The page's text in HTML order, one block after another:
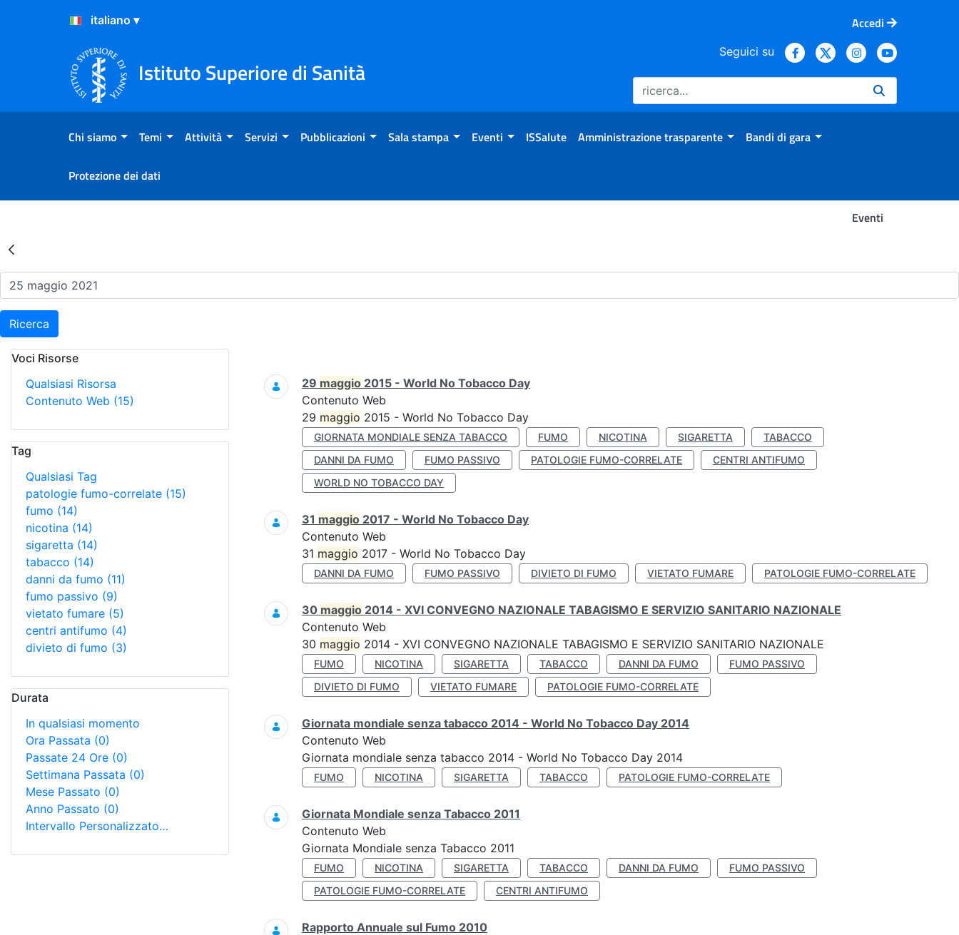
Salta al Contenuto
Salta al Footer
Accedi
Istituto Superiore di Sanità
Seguici su
Chi siamo Temi Attività Servizi Pubblicazioni Sala stampa Eventi ISSalute Amministrazione trasparente Bandi di gara
Protezione dei dati
Eventi
Risultati della Ricerca - Eventi
Ricerca
Voci Risorse
Qualsiasi Risorsa
Contenuto Web (15)
Tag
Qualsiasi Tag
patologie fumo-correlate (15)
fumo (14)
nicotina (14)
sigaretta (14)
tabacco (14)
danni da fumo (11)
fumo passivo (9)
vietato fumare (5)
centri antifumo (4)
divieto di fumo (3)
Durata
In qualsiasi momento
Ora Passata (0)
Passate 24 Ore (0)
Settimana Passata (0)
Mese Passato (0)
Anno Passato (0)
Intervallo Personalizzato…
Ricerca
29 maggio 2015 - World No Tobacco Day
Contenuto Web
29 maggio 2015 - World No Tobacco Day
GIORNATA MONDIALE SENZA TABACCO FUMO NICOTINA SIGARETTA
TABACCO
DANNI DA FUMO
FUMO PASSIVO PATOLOGIE FUMO-CORRELATE
CENTRI ANTIFUMO
WORLD NO TOBACCO DAY
31 maggio 2017 - World No Tobacco Day
Contenuto Web
31 maggio 2017 - World No Tobacco Day
DANNI DA FUMO FUMO PASSIVO DIVIETO DI FUMO VIETATO FUMARE PATOLOGIE FUMO-CORRELATE
30 maggio 2014 - XVI CONVEGNO NAZIONALE TABAGISMO E SERVIZIO SANITARIO NAZIONALE
Contenuto Web
30 maggio 2014 - XVI CONVEGNO NAZIONALE TABAGISMO E SERVIZIO SANITARIO NAZIONALE
FUMO NICOTINA SIGARETTA TABACCO DANNI DA FUMO
FUMO PASSIVO
DIVIETO DI FUMO
VIETATO FUMARE PATOLOGIE FUMO-CORRELATE
Giornata mondiale senza tabacco 2014 - World No Tobacco Day 2014
Contenuto Web
Giornata mondiale senza tabacco 2014 - World No Tobacco Day 2014
FUMO NICOTINA SIGARETTA TABACCO PATOLOGIE FUMO-CORRELATE
Giornata Mondiale senza Tabacco 2011
Contenuto Web
Giornata Mondiale senza Tabacco 2011
FUMO NICOTINA SIGARETTA TABACCO DANNI DA FUMO
FUMO PASSIVO
PATOLOGIE FUMO-CORRELATE
CENTRI ANTIFUMO
Rapporto Annuale sul Fumo 2010